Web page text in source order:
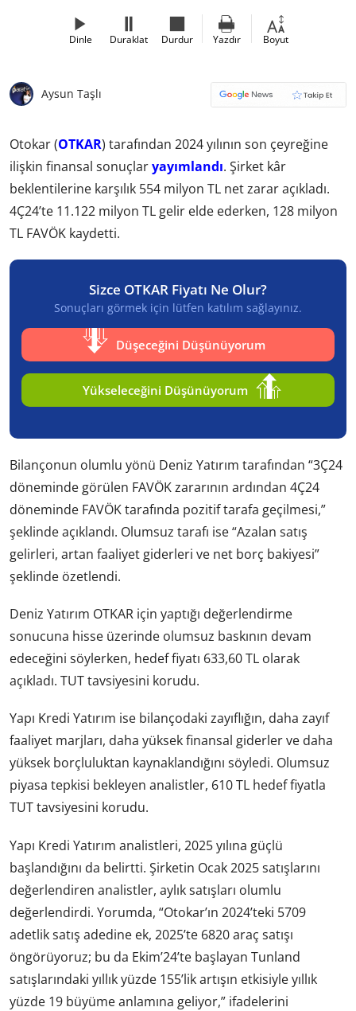
Dinle Duraklat Durdur Yazdır Boyut
Aysun Taşlı
Otokar (OTKAR) tarafından 2024 yılının son çeyreğine
ilişkin finansal sonuçlaryayımlandı. Şirket kâr
beklentilerine karşılık 554 milyon TL net zarar açıkladı.
4Ç24’te 11.122 milyon TL gelir elde ederken, 128 milyon
TL FAVÖK kaydetti.
Sizce OTKAR Fiyatı Ne Olur?
Sonuçları görmek için lütfen katılım sağlayınız.
Düşeceğini Düşünüyorum
Yükseleceğini Düşünüyorum
Bilançonun olumlu yönü Deniz Yatırım tarafından “3Ç24
döneminde görülen FAVÖK zararının ardından 4Ç24
döneminde FAVÖK tarafında pozitif tarafa geçilmesi,”
şeklinde açıklandı. Olumsuz tarafı ise “Azalan satış
gelirleri, artan faaliyet giderleri ve net borç bakiyesi”
şeklinde özetlendi.
Deniz Yatırım OTKAR için yaptığı değerlendirme
sonucuna hisse üzerinde olumsuz baskının devam
edeceğini söylerken, hedef fiyatı 633,60 TL olarak
açıkladı. TUT tavsiyesini korudu.
Yapı Kredi Yatırım ise bilançodaki zayıflığın, daha zayıf
faaliyet marjları, daha yüksek finansal giderler ve daha
yüksek borçluluktan kaynaklandığını söyledi. Olumsuz
piyasa tepkisi bekleyen analistler, 610 TL hedef fiyatla
TUT tavsiyesini korudu.
Yapı Kredi Yatırım analistleri, 2025 yılına güçlü
başlandığını da belirtti. Şirketin Ocak 2025 satışlarını
değerlendiren analistler, aylık satışları olumlu
değerlendirdi. Yorumda, “Otokar’ın 2024’teki 5709
adetlik satış adedine ek, 2025’te 6820 araç satışı
öngörüyoruz; bu da Ekim’24’te başlayan Tunland
satışlarındaki yıllık yüzde 155’lik artışın etkisiyle yıllık
yüzde 19 büyüme anlamına geliyor,” ifadelerini